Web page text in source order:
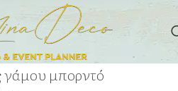
γάμου μπορντό